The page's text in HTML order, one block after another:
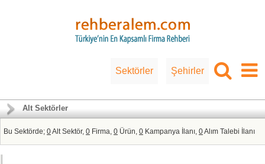
Sektörler Şehirler
Alt Sektörler
Bu Sektörde; 0Alt Sektör, 0 Firma, 0 Ürün, 0 Kampanya İlanı, 0Alım Talebi İlanı